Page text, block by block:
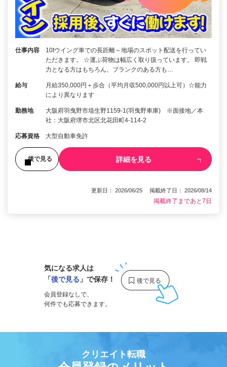
仕事内容
10tウイング車での長距離～地場のスポット配送を行ってい
ただきます。 ☆運ぶ荷物は幅広く取り扱っています。 即戦
力となる方はもちろん、ブランクのある方も…
給与
月給350,000円＋歩合（平均月収500,000円以上可）☆能力
により異なります
勤務地
大阪府羽曳野市埴生野1159-1(羽曳野車庫) ※面接地／本
社：大阪府堺市北区北花田町4-114-2
応募資格 大型自動車免許
後で見る 詳細を見る
更新日： 2026/06/25 掲載終了日： 2026/08/14
掲載終了まであと7日
気になる求人は
「後で見る 」で保存！
会員登録なしで、
何件でも応募できます。
クリエイト転職